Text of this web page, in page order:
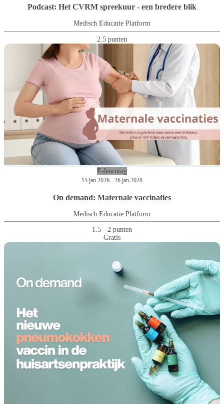
Podcast: Het CVRM spreekuur - een bredere blik
Medisch Educatie Platform
2.5 punten
E-learning
15 jan 2026 - 26 jan 2028
On demand: Maternale vaccinaties
Medisch Educatie Platform
1.5 - 2 punten
Gratis